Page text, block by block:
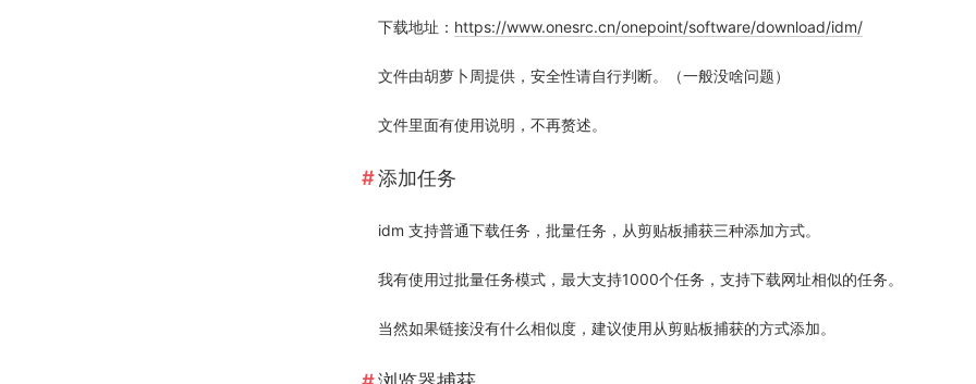
下载地址： https://www.onesrc.cn/onepoint/software/download/idm/
文件由胡萝卜周提供，安全性请自行判断。（一般没啥问题）
文件里面有使用说明，不再赘述。
添加任务
idm 支持普通下载任务，批量任务，从剪贴板捕获三种添加方式。
我有使用过批量任务模式，最大支持1000个任务，支持下载网址相似的任务。
当然如果链接没有什么相似度，建议使用从剪贴板捕获的方式添加。